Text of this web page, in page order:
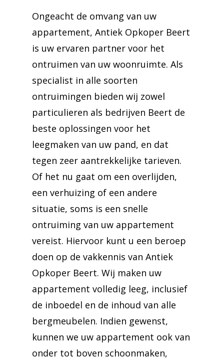
Ongeacht de omvang van uw
appartement, Antiek Opkoper Beert
is uw ervaren partner voor het
ontruimen van uw woonruimte. Als
specialist in alle soorten
ontruimingen bieden wij zowel
particulieren als bedrijven Beert de
beste oplossingen voor het
leegmaken van uw pand, en dat
tegen zeer aantrekkelijke tarieven.
Of het nu gaat om een overlijden,
een verhuizing of een andere
situatie, soms is een snelle
ontruiming van uw appartement
vereist. Hiervoor kunt u een beroep
doen op de vakkennis van Antiek
Opkoper Beert. Wij maken uw
appartement volledig leeg, inclusief
de inboedel en de inhoud van alle
bergmeubelen. Indien gewenst,
kunnen we uw appartement ook van
onder tot boven schoonmaken,